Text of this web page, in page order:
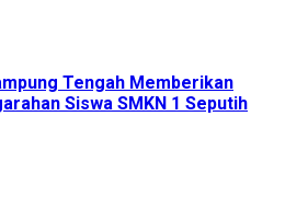
Tengah Memberikan
Siswa SMKN 1 Seputih